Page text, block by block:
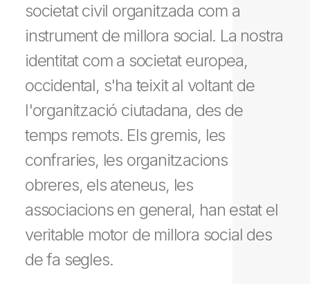
societat civil organitzada com a
instrument de millora social. La nostra
identitat com a societat europea,
occidental, s'ha teixit al voltant de
l'organització ciutadana, des de
temps remots. Els gremis, les
confraries, les organitzacions
obreres, els ateneus, les
associacions en general, han estat el
veritable motor de millora social des
de fa segles.